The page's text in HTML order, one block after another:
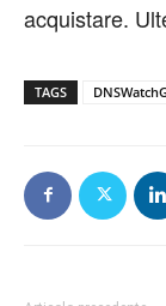
acquistare.
TAGS